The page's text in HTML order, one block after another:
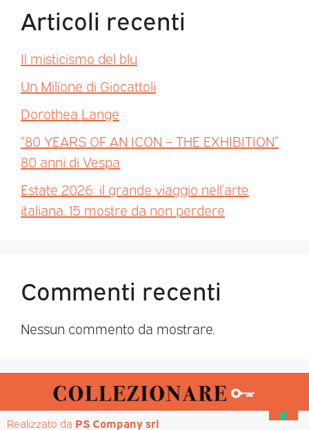
Articoli recenti
Il misticismo del blu
Un Milione di Giocattoli
Dorothea Lange
“80 YEARS OF AN ICON – THE EXHIBITION”
80 anni di Vespa
Estate 2026: il grande viaggio nell’arte
italiana. 15 mostre da non perdere
Commenti recenti
Nessun commento da mostrare.
Realizzato da PS Company srl